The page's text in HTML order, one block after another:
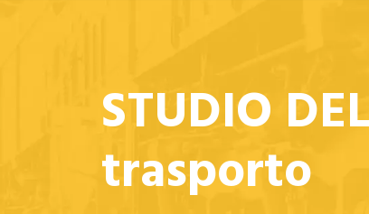
STUDIO
trasporto